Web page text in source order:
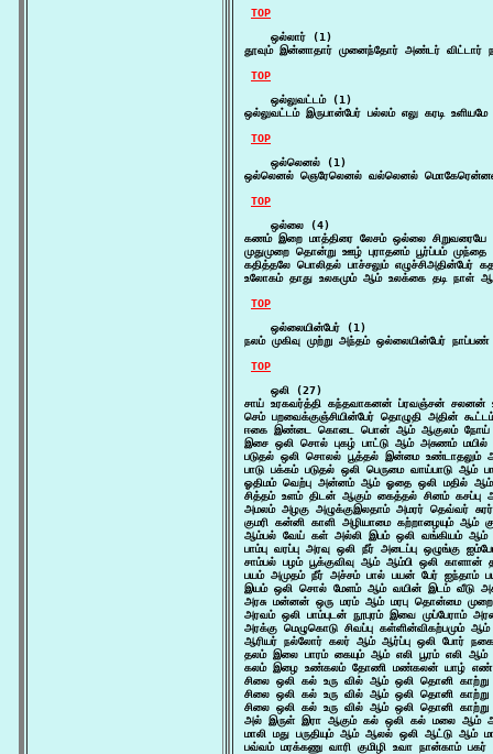
TOP
    ஒல்லார் (1)
தூவும் இன்னாதார் முனைந்தோர் அண்டர் விட்டார்
TOP
    ஒல்லுவட்டம் (1)
ஒல்லுவட்டம் இருபான்பேர் பல்லம் எலு கரடி
TOP
    ஒல்லெனல் (1)
ஒல்லெனல் ஞெரேலெனல் வல்லெனல்
TOP
    ஒல்லை (4)
கணம் இறை மாத்திரை லேசம் ஒல்லை சிறுவரையே
முதுமுறை தொன்று ஊழ் புராதனம் பூர்ப்பம்
கதித்தலே பொலிதல் பாச்சலும்
உலோகம் தாது உலகமும் ஆம் உலக்கை தடி நாள்
TOP
    ஒல்லையின்பேர் (1)
நலம் முகிவு முற்று அந்தம் ஒல்லையின்பேர்
TOP
    ஒலி (27)
சாய் உரகவர்த்தி கந்தவாகனன் ப்ரவஞ்சன்
செம் பறவைக்குஞ்சியின்பேர் தொழுதி அதின்
ஈகை இண்டை கொடை பொன் ஆம் ஆகுலம் நோய்
இசை ஒலி சொல் புகழ் பாட்டு ஆம் அசுணம்
படுதல் ஒலி சொலல் பூத்தல் இன்மை உண்டாதலும்
பாடு பக்கம் படுதல் ஒலி பெருமை வாய்பாடு
ஓதிமம் வெற்பு அன்னம் ஆம் ஓதை ஒலி மதில்
சித்தம் உளம் திடன் ஆகும் கைத்தல் சினம்
அமலம் அழகு அழுக்குஇலதாம் அமரர் தெவ்வர்
குமரி கன்னி காளி அழியாமை கற்றாழையும் ஆம்
ஆம்பல் வேய் கள் அல்லி இபம் ஒலி வங்கியம் ஆம்
பாம்பு வரப்பு அரவு ஒலி நீர் அடைப்பு ஒழுங்கு
சாம்பல் பழம் பூக்குவிவு ஆம் ஆம்பி ஒலி
பயம் அமுதம் நீர் அச்சம் பால் பயன் பேர் ஐந்தாம்
இயம் ஒலி சொல் மேளம் ஆம் வயின் இடம் வீடு
அரசு மன்னன் ஒரு மரம் ஆம் மரபு தொன்மை
அரவம் ஒலி பாம்புடன் நூபுரம் இவை
அரக்கு மெழுகொடு சிவப்பு
ஆரியர் நல்லோர் கலர் ஆம் ஆர்ப்பு ஒலி போர்
தலம் இலை பாரம் கையும் ஆம் எலி பூரம் எலி
கலம் இழை உண்கலம் தோணி மண்கலன் யாழ் எண்
சிலை ஒலி கல் உரு வில் ஆம் ஒலி தொனி காற்று
சிலை ஒலி கல் உரு வில் ஆம் ஒலி தொனி காற்று
சிலை ஒலி கல் உரு வில் ஆம் ஒலி தொனி காற்று
அல் இருள் இரா ஆகும் கல் ஒலி கல் மலை ஆம்
மாலி மது பருதியும் ஆம் ஆலல் ஒலி ஆட்டு ஆம்
பவ்வம் மரக்கணு வாரி குமிழி உவா நான்காம்